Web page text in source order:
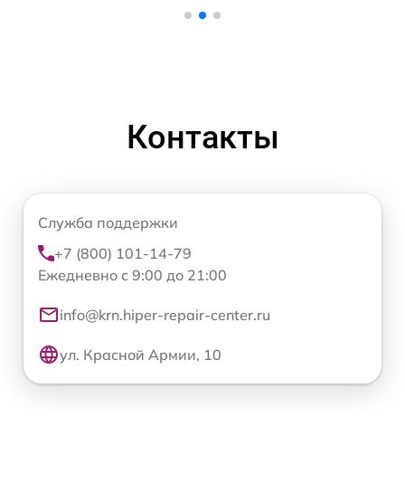
Контакты
Служба поддержки
+7 (800) 101-14-79
Ежедневно с 9:00 до 21:00
info@krn.hiper-repair-center.ru
ул. Красной Армии, 10